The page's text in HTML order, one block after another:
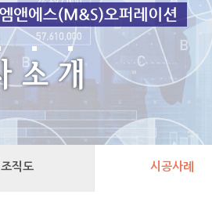
조직도 시공사례